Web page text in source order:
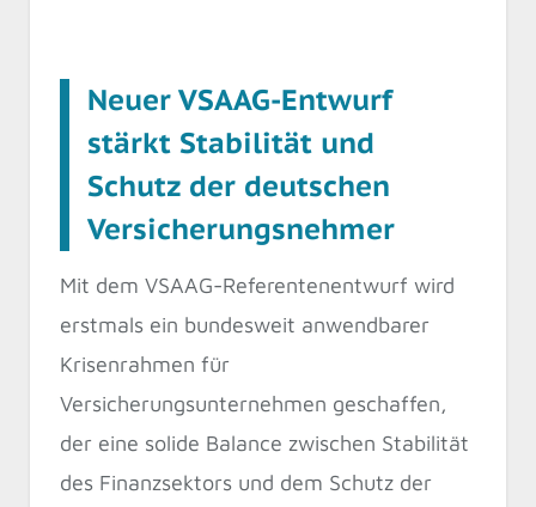
Neuer VSAAG-Entwurf
stärkt Stabilität und
Schutz der deutschen
Versicherungsnehmer
Mit dem VSAAG-Referentenentwurf wird
erstmals ein bundesweit anwendbarer
Krisenrahmen für
Versicherungsunternehmen geschaffen,
der eine solide Balance zwischen Stabilität
des Finanzsektors und dem Schutz der